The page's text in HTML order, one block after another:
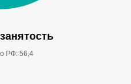
РФ: 56,4